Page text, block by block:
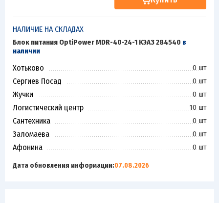
НАЛИЧИЕ НА СКЛАДАХ
Блок питания OptiPower MDR-40-24-1 КЭАЗ 284540 в
наличии
Хотьково 0 шт
Сергиев Посад 0 шт
Жучки 0 шт
Логистический центр 10 шт
Сантехника 0 шт
Заломаева 0 шт
Афонина 0 шт
Дата обновления информации:07.08.2026